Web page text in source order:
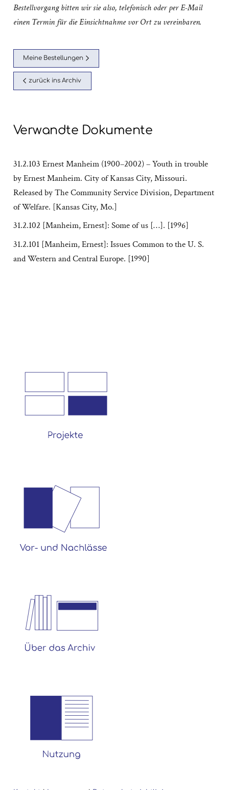
Bestellvorgang bitten wir sie also, telefonisch oder per E-Mail
einen Termin für die Einsichtnahme vor Ort zu vereinbaren.
Meine Bestellungen
zurück ins Archiv
Verwandte Dokumente
31.2.103 Ernest Manheim (1900–2002) – Youth in trouble
by Ernest Manheim. City of Kansas City, Missouri.
Released by The Community Service Division, Department
of Welfare. [Kansas City, Mo.]
31.2.102 [Manheim, Ernest]: Some of us […]. [1996]
31.2.101 [Manheim, Ernest]: Issues Common to the U. S.
and Western and Central Europe. [1990]